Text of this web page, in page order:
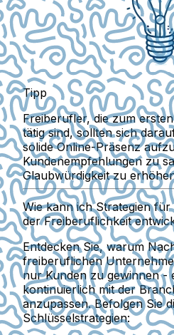
Tipp
Freiberufler, die zum
tätig sind, sollten sich
solide Online-Präsenz
Kundenempfehlungen zu
Glaubwürdigkeit zu
Wie kann ich Strategien
der Freiberuflichkeit
Entdecken Sie, warum
freiberuflichen
nur Kunden zu gewinnen -
kontinuierlich mit der
anzupassen. Befolgen Sie
Schlüsselstrategien: